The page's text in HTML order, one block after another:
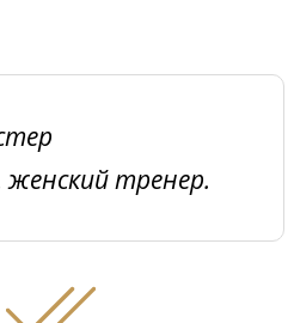
тренер.